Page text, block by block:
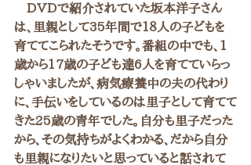
DVDで紹介されていた坂本洋子さん
は、里親として35年間で1８人の子どもを
育ててこられたそうです。番組の中でも、1
歳から17歳の子ども達6人を育てていらっ
しゃいましたが、病気療養中の夫の代わり
に、手伝いをしているのは里子として育てて
きた25歳の青年でした。自分も里子だった
から、その気持ちがよくわかる、だから自分
も里親になりたいと思っていると話されて